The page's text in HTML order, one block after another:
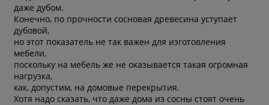
даже дубом.
Конечно, по прочности сосновая древесина уступает
дубовой,
но этот показатель не так важен для изготовления
мебели,
поскольку на мебель же не оказывается такая огромная
нагрузка,
как, допустим, на домовые перекрытия.
Хотя надо сказать, что даже дома из сосны стоят очень